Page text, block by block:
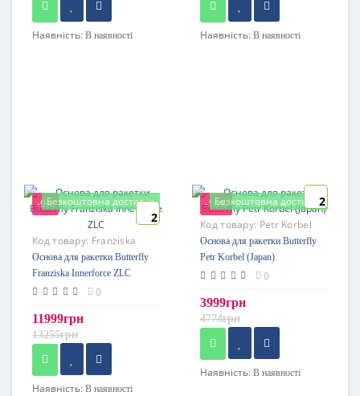
Наявність: В наявності Наявність: В наявності
-9%Безкоштовна доставка
2
Код товару: Franziska
Innerforce ZLC
Основа для ракетки Butterfly
Franziska Innerforce ZLC
0
11999грн
13255грн
Наявність: В наявності
-16%Безкоштовна доставка2
Код товару: Petr Korbel
(Japan)
Основа для ракетки Butterfly
Petr Korbel (Japan)
0
3999грн
4774грн
Наявність: В наявності